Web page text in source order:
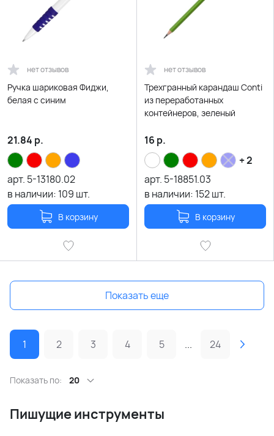
нет отзывов
Ручка шариковая Фиджи,
белая с синим
21.84 р.
арт. 5-13180.02
в наличии: 109 шт.
В корзину
нет отзывов
Трехгранный карандаш Conti
из переработанных
контейнеров, зеленый
16 р.
+ 2
арт. 5-18851.03
в наличии: 152шт.
В корзину
Показать еще
1 2 3 4 5 ... 24
Показать по: 20
Пишущие инструменты